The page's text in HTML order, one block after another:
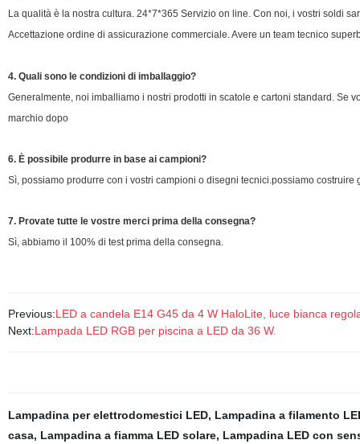
La qualità è la nostra cultura. 24*7*365 Servizio on line. Con noi, i vostri soldi
Accettazione ordine di assicurazione commerciale. Avere un team tecnico
4. Quali sono le condizioni di imballaggio?
Generalmente, noi imballiamo i nostri prodotti in scatole e cartoni standard. Se
marchio dopo
6. È possibile produrre in base ai campioni?
Sì, possiamo produrre con i vostri campioni o disegni tecnici.possiamo costruire
7. Provate tutte le vostre merci prima della consegna?
Sì, abbiamo il 100% di test prima della consegna.
Previous:LED a candela E14 G45 da 4 W HaloLite, luce bianca
Next:Lampada LED RGB per piscina a LED da 36 W.
Lampadina per elettrodomestici LED, Lampadina a filamento
casa, Lampadina a fiamma LED solare, Lampadina LED con